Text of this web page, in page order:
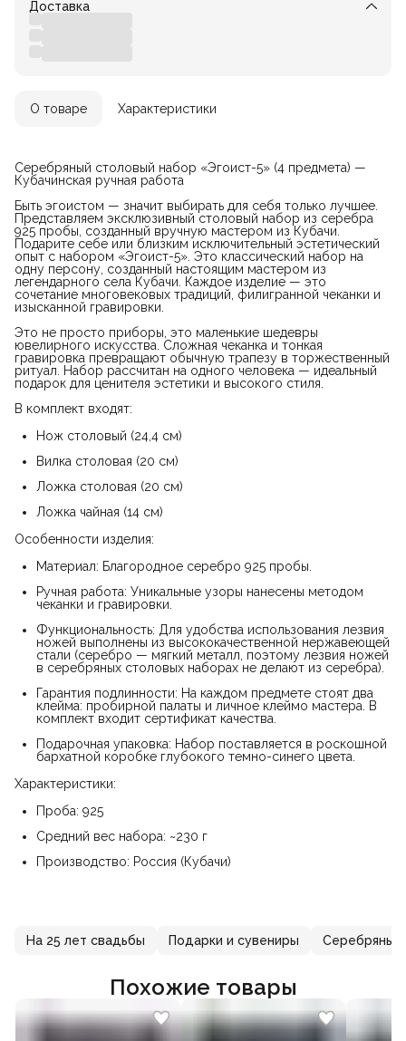
Доставка
О товаре Характеристики
Серебряный столовый набор «Эгоист-5» (4 предмета) —
Кубачинская ручная работа
Быть эгоистом — значит выбирать для себя только лучшее.
Представляем эксклюзивный столовый набор из серебра
925 пробы, созданный вручную мастером из Кубачи.
Подарите себе или близким исключительный эстетический
опыт с набором «Эгоист-5». Это классический набор на
одну персону, созданный настоящим мастером из
легендарного села Кубачи. Каждое изделие — это
сочетание многовековых традиций, филигранной чеканки и
изысканной гравировки.
Это не просто приборы, это маленькие шедевры
ювелирного искусства. Сложная чеканка и тонкая
гравировка превращают обычную трапезу в торжественный
ритуал. Набор рассчитан на одного человека — идеальный
подарок для ценителя эстетики и высокого стиля.
В комплект входят:
Нож столовый (24,4 см)
Вилка столовая (20 см)
Ложка столовая (20 см)
Ложка чайная (14 см)
Особенности изделия:
Материал: Благородное серебро 925 пробы.
Ручная работа: Уникальные узоры нанесены методом
чеканки и гравировки.
Функциональность: Для удобства использования лезвия
ножей выполнены из высококачественной нержавеющей
стали (серебро — мягкий металл, поэтому лезвия ножей
в серебряных столовых наборах не делают из серебра).
Гарантия подлинности: На каждом предмете стоят два
клейма: пробирной палаты и личное клеймо мастера. В
комплект входит сертификат качества.
Подарочная упаковка: Набор поставляется в роскошной
бархатной коробке глубокого темно-синего цвета.
Характеристики:
Проба: 925
Средний вес набора: ~230 г
Производство: Россия (Кубачи)
На 25 лет свадьбы Подарки и сувениры Серебряные
Похожие товары